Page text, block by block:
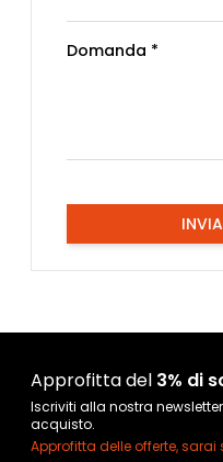
Domanda *
Approfitta del 3% di
Iscriviti alla nostra
acquisto.
Approfitta delle offerte,